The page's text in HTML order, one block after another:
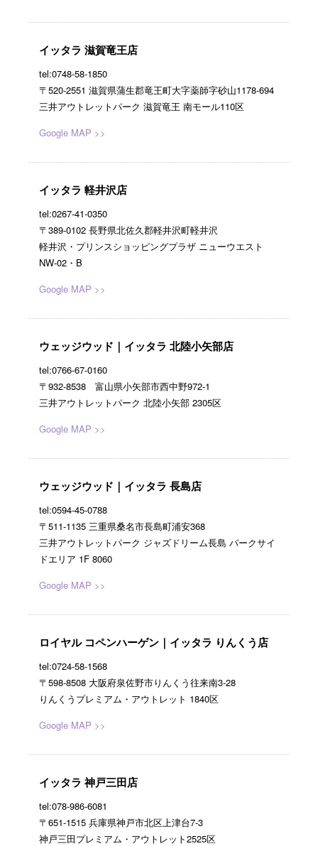
イッタラ 滋賀竜王店
tel:0748-58-1850
〒520-2551 滋賀県蒲生郡竜王町大字薬師字砂山1178-694
三井アウトレットパーク 滋賀竜王 南モール110区
Google MAP >>
イッタラ 軽井沢店
tel:0267-41-0350
〒389-0102 長野県北佐久郡軽井沢町軽井沢
軽井沢・プリンスショッピングプラザ ニューウエスト
NW-02・B
Google MAP >>
ウェッジウッド｜イッタラ 北陸小矢部店
tel:0766-67-0160
〒932-8538 富山県小矢部市西中野972-1
三井アウトレットパーク 北陸小矢部 2305区
Google MAP >>
ウェッジウッド｜イッタラ 長島店
tel:0594-45-0788
〒511-1135 三重県桑名市長島町浦安368
三井アウトレットパーク ジャズドリーム長島 パークサイ
ドエリア 1F 8060
Google MAP >>
ロイヤル コペンハーゲン｜イッタラ りんくう店
tel:0724-58-1568
〒598-8508 大阪府泉佐野市りんくう往来南3-28
りんくうプレミアム・アウトレット 1840区
Google MAP >>
イッタラ 神戸三田店
tel:078-986-6081
〒651-1515 兵庫県神戸市北区上津台7-3
神戸三田プレミアム・アウトレット2525区